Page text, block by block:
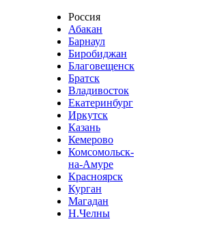
Россия
Абакан
Барнаул
Биробиджан
Благовещенск
Братск
Владивосток
Екатеринбург
Иркутск
Казань
Кемерово
Комсомольск-
на-Амуре
Красноярск
Курган
Магадан
Н.Челны